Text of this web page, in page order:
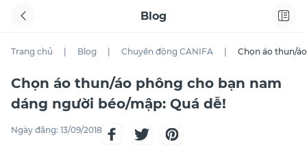
Blog
Trang chủ Blog Chuyển động CANIFA Chọn áo thun/
Chọn áo thun/áo phông cho bạn nam
dáng người béo/mập: Quá dễ!
Ngày đăng: 13/09/2018